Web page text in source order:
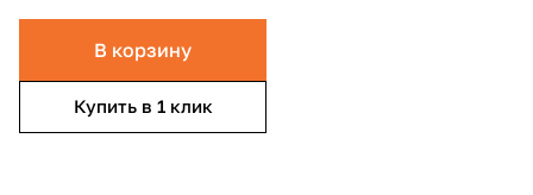
В корзину
Купить в 1 клик